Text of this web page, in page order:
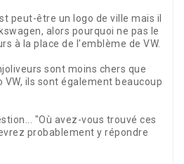
peut-être un logo de ville mais il
alors pourquoi ne pas le
à la place de l'emblème de VW.
sont moins chers que
VW, ils sont également beaucoup
"Où avez-vous trouvé ces
probablement y répondre